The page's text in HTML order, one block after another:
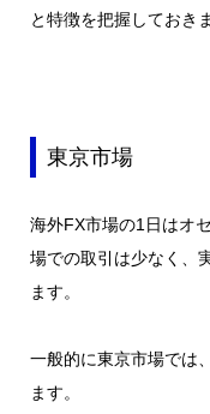
と特徴を把握しておき
東京市場
海外FX市場の1日はオ
場での取引は少なく、
ます。
一般的に東京市場では、
ます。